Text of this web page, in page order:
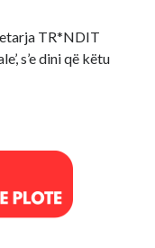
TR*NDIT
s’e dini që këtu